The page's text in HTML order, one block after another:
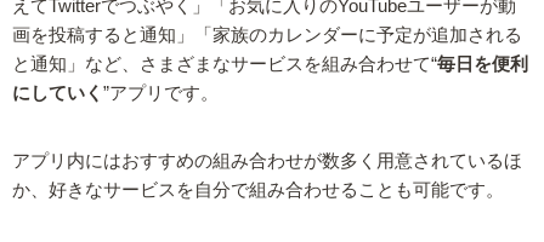
えてTwitterでつぶやく」「お気に入りのYouTubeユーザーが動
画を投稿すると通知」「家族のカレンダーに予定が追加される
と通知」など、さまざまなサービスを組み合わせて“毎日を便利
にしていく ”アプリです。
アプリ内にはおすすめの組み合わせが数多く用意されているほ
か、好きなサービスを自分で組み合わせることも可能です。